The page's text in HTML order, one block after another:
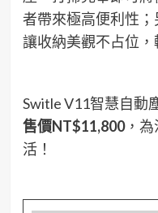
者帶來極高便利性；
讓收納美觀不占位，
Switle V11智慧自動
售價NT$11,800，為
活！